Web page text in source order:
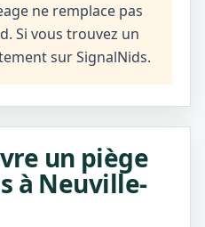
ne remplace pas
Si vous trouvez un
sur SignalNids.
un piège
à Neuville-